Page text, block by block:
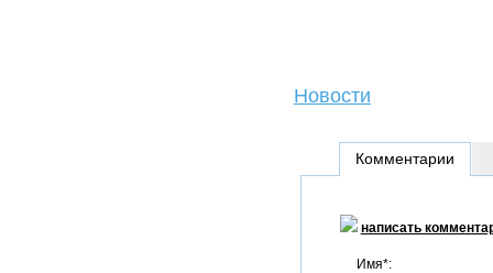
Новости
Комментарии
написать
Имя*: